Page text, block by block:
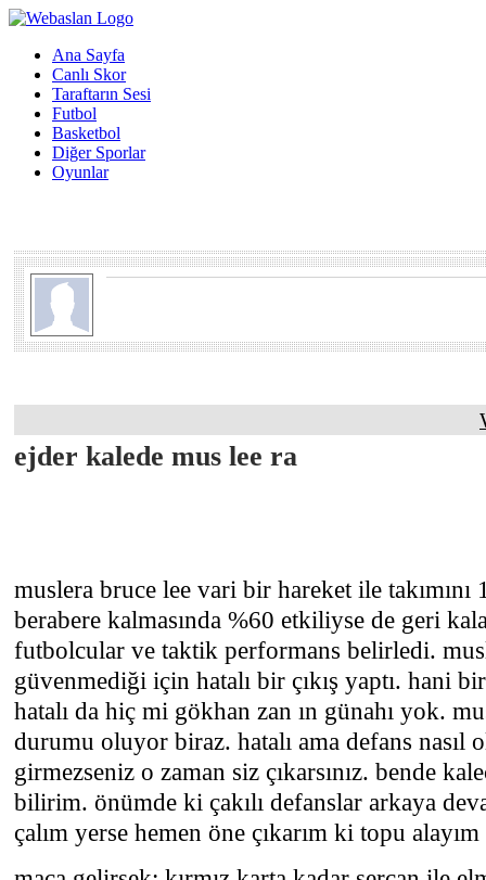
Ana Sayfa
Canlı Skor
Taraftarın Sesi
Futbol
Basketbol
Diğer Sporlar
Oyunlar
ejder kalede mus lee ra
muslera bruce lee vari bir hareket ile takımını
berabere kalmasında %60 etkiliyse de geri
futbolcular ve taktik performans belirledi.
güvenmediği için hatalı bir çıkış yaptı. hani
hatalı da hiç mi gökhan zan ın günahı yok.
durumu oluyor biraz. hatalı ama defans nasıl
girmezseniz o zaman siz çıkarsınız. bende
bilirim. önümde ki çakılı defanslar arkaya
çalım yerse hemen öne çıkarım ki topu